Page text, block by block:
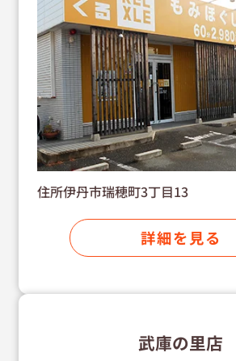
住所伊丹市瑞穂町3丁目13
詳細を見る
武庫の里店